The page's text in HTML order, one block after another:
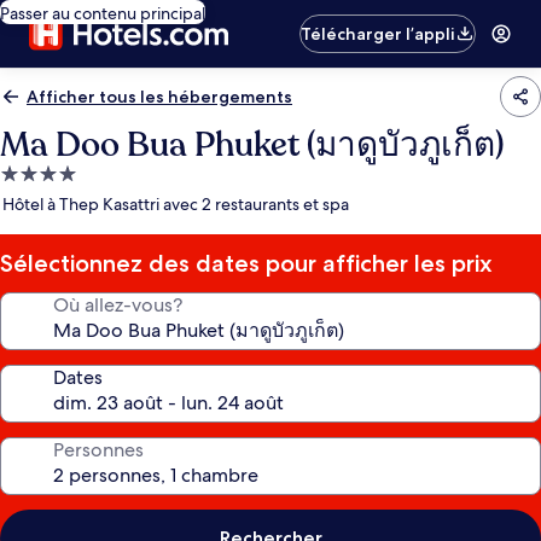
Passer au contenu principal
Télécharger l’appli
Afficher tous les hébergements
Ma Doo Bua Phuket (มาดูบัวภูเก็ต)
Hébergement
4.0 étoiles
Hôtel à Thep Kasattri avec 2 restaurants et spa
Sélectionnez des dates pour afficher les prix
Où allez-vous?
Dates
Personnes